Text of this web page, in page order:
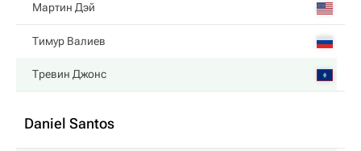
Мартин Дэй
Тимур Валиев
Тревин Джонс
Daniel Santos